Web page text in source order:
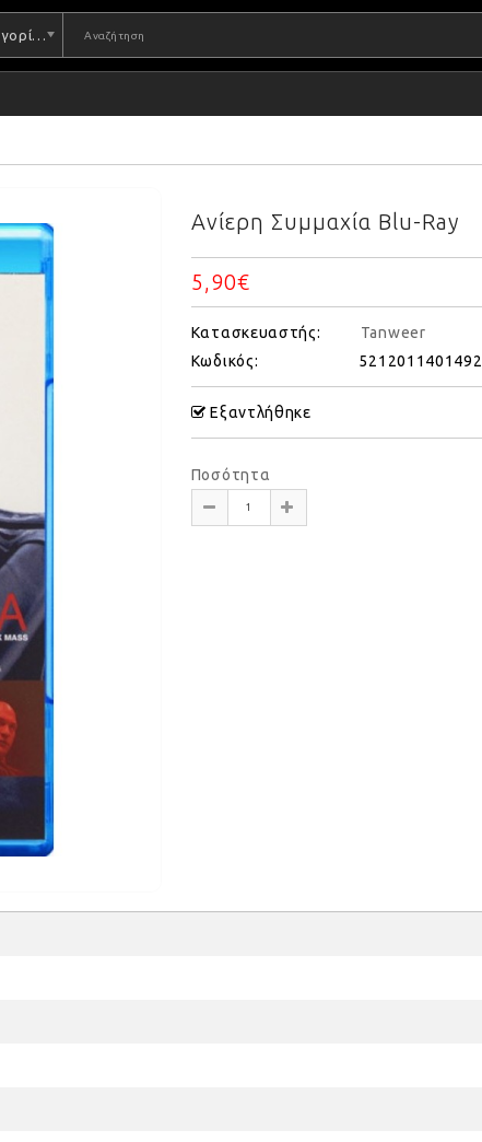
Όλες οι κατηγορίες
Ανίερη Συμμαχία Blu-Ray
5,90€
Κατασκευαστής:
Tanweer
Κωδικός:
5212011401492
Εξαντλήθηκε
Ποσότητα